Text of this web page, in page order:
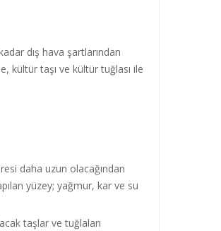
dış hava şartlarından
kültür taşı ve kültür tuğlası ile
daha uzun olacağından
yüzey; yağmur, kar ve su
taşlar ve tuğlaları